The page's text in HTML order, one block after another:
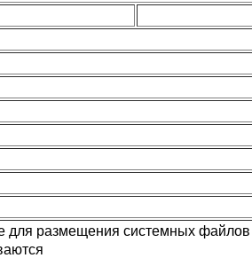
для размещения системных